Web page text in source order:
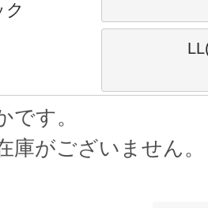
ク
です。
庫がございません。